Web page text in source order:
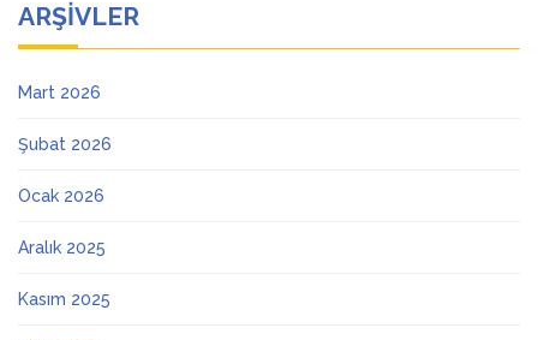
ARŞIVLER
Mart 2026
Şubat 2026
Ocak 2026
Aralık 2025
Kasım 2025